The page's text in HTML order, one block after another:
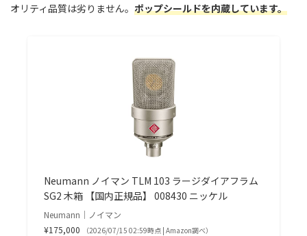
オリティ品質は劣りません。 ポップシールドを内蔵しています。
Neumann ノイマン TLM 103 ラージダイアフラム
SG2 木箱 【国内正規品】 008430 ニッケル
Neumann｜ノイマン
¥175,000
（2026/07/15 02:59時点 | Amazon調べ）